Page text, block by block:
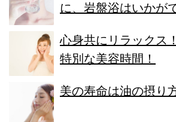
に、岩盤浴はいかが
心身共にリラックス
特別な美容時間！
美の寿命は油の摂り